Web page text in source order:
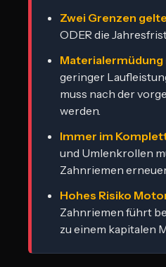
Zwei Grenzen
ODER die
geringer
muss nach der
werden.
Immer im
und Umlenkrollen
Zahnriemen
Hohes Risiko
Zahnriemen führt
zu einem kapitalen